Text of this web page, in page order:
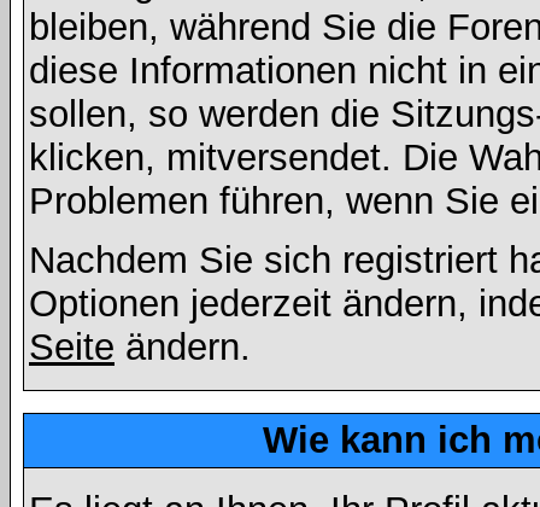
bleiben, während Sie die
diese Informationen nicht in
sollen, so werden die
klicken, mitversendet. Die
Problemen führen, wenn Sie
Nachdem Sie sich registriert
Optionen jederzeit ändern,
Seite ändern.
Wie kann ich